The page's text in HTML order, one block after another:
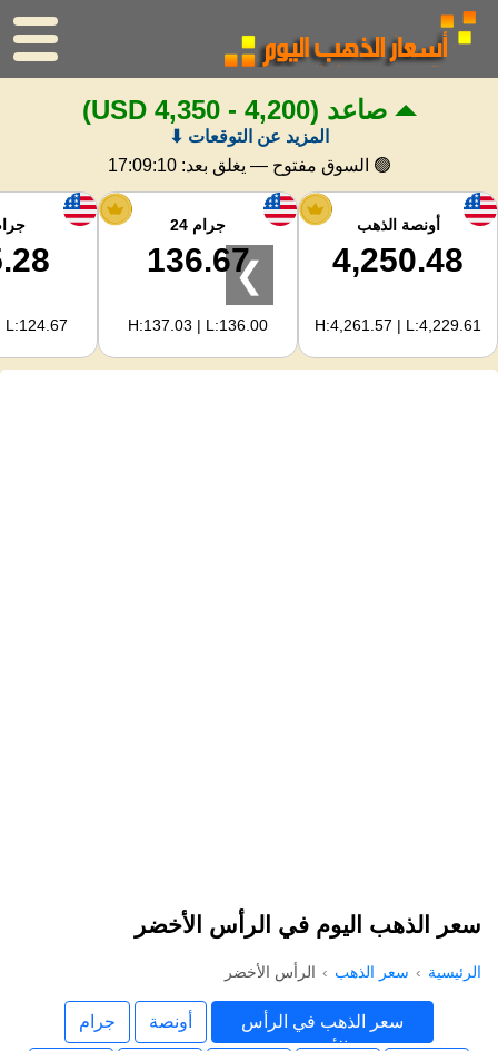
الرئيسية
سعر الذهب
اسعار الفضه
حاسبة الذهب
لمشرفي المواقع
صاعد (4,200 - 4,350 USD)
المزيد عن التوقعات ⬇
🟢 السوق مفتوح — يغلق بعد: 17:09:09
أونصة الذهب
4,250.48
H:4,261.57 | L:4,229.61
جرام 24
136.67
H:137.03 | L:136.00
L:124.67
❯
سعر الذهب اليوم في الرأس الأخضر
الرئيسية سعر الذهب الرأس الأخضر
سعر الذهب في الرأس
أونصة جرام